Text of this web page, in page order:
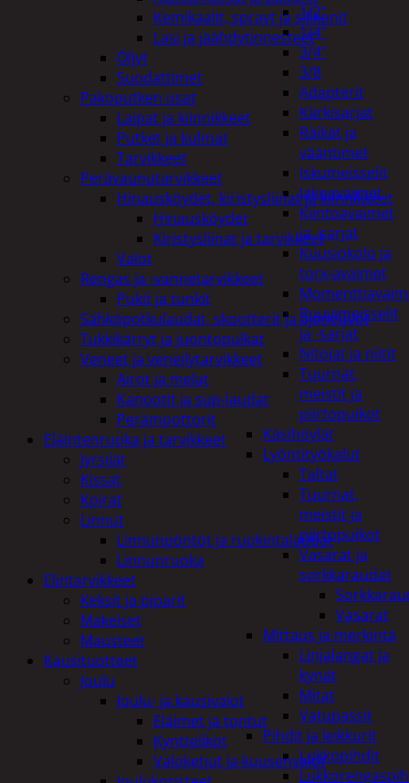
1/2"
1/4"
3/4"
3/8
Adapterit
Kärkisarjat
Räikät ja
vääntimet
Iskumeisselit
Jakoavaimet
Kiintoavaimet
ja -sarjat
Kuusiokolo ja
torx-avaimet
Ruuvimeisselit
ja -sarjat
Nitojat ja niitit
Tuurnat,
meistit ja
piirtopuikot
Käsihöylät
Lyöntityökalut
Taltat
Tuurnat,
meistit ja
piirtopuikot
Vasarat ja
sorkkaraudat
Vasarat
Mittaus ja merkintä
Linjalangat ja
kynät
Mitat
Vatupassit
Pihdit ja leikkurit
Lukkopihdit
Kemikaalit, sprayt ja silikonit
Lasi ja jäähdytinnesteet
Öljyt
Suodattimet
Pakoputken osat
Laipat ja kiinnikkeet
Putket ja kulmat
Tarvikkeet
Perävaunutarvikkeet
Hinausköydet, kiristysliinat ja kiinnikkeet
Hinausköydet
Kiristysliinat ja tarvikkeet
Valot
Rengas ja -vannetarvikkeet
Pukit ja tunkit
Sähköpotkulaudat, skootterit ja ajoneuvot
Tukkikärryt ja juontopulkat
Veneet ja veneilytarvikkeet
Airot ja melat
Kanootit ja sup-laudat
Perämoottorit
Eläintenruoka ja tarvikkeet
Jyrsijät
Kissat
Koirat
Linnut
Linnunpöntöt ja ruokintalaudat
Linnunruoka
Elintarvikkeet
Keksit ja piparit
Makeiset
Mausteet
Kausituotteet
Joulu
Joulu- ja kausivalot
Eläimet ja tontut
Kyntteliköt
Valoketjut ja kuusenvalot